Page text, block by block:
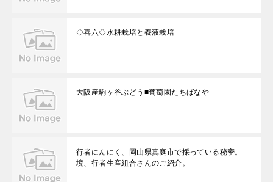
◇喜六◇水耕栽培と養液栽培
大阪産駒ヶ谷ぶどう■葡萄園たちばなや
行者にんにく、岡山県真庭市で採っている秘密。
境、行者生産組合さんのご紹介。